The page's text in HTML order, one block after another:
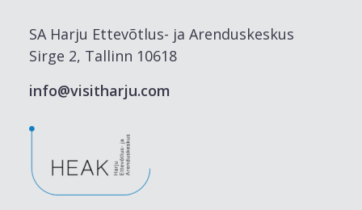
SA Harju Ettevõtlus- ja Arenduskeskus
Sirge 2, Tallinn 10618
info@visitharju.com